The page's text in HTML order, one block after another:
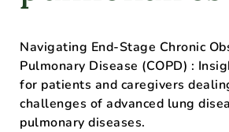
Navigating End-Stage Chronic
Pulmonary Disease (COPD) :
for patients and caregivers
challenges of advanced lung
pulmonary diseases.